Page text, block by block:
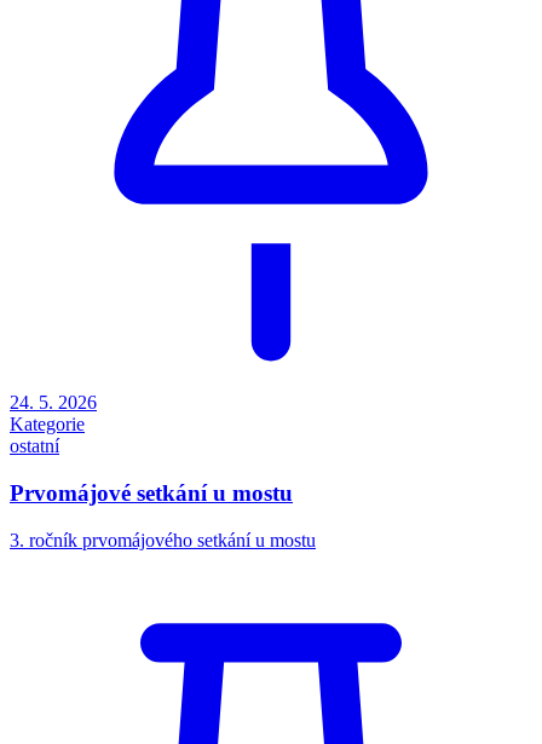
24. 5. 2026
Kategorie
ostatní
Prvomájové setkání u mostu
3. ročník prvomájového setkání u mostu